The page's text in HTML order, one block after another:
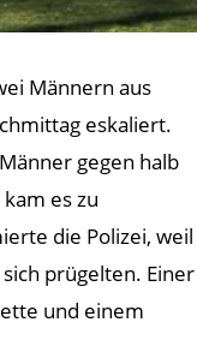
Männern aus
eskaliert.
gegen halb
es zu
die Polizei, weil
prügelten. Einer
und einem